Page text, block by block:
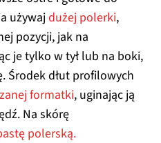
używajdużej polerki,
pozycji, jak na
je tylko w tył lub na boki,
Środek dłut profilowych
formatki, uginając ją
Na skórę
polerską.